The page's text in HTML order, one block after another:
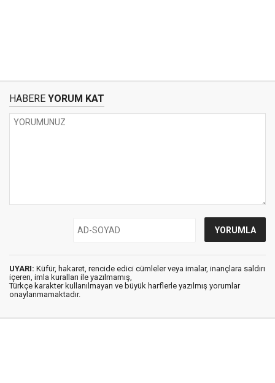
HABERE YORUM KAT
UYARI: Küfür, hakaret, rencide edici cümleler veya imalar, inançlara saldırı
içeren, imla kuralları ile yazılmamış,
Türkçe karakter kullanılmayan ve büyük harflerle yazılmış yorumlar
onaylanmamaktadır.